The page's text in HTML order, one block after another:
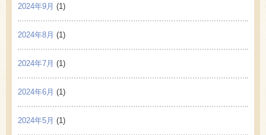
2024年9月 (1)
2024年8月 (1)
2024年7月 (1)
2024年6月 (1)
2024年5月 (1)